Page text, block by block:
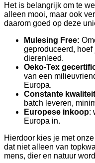
Het is belangrijk om te
alleen mooi, maar ook
daarom goed op deze
Mulesing Free:
geproduceerd,
dierenleed.
Oeko-Tex
van een
Europa.
Constante
batch leveren,
Europese inkoop:
Europa in.
Hierdoor kies je met onze
dat niet alleen van
mens, dier en natuur